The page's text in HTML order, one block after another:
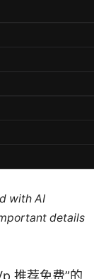
with AI
details
推荐免费”的